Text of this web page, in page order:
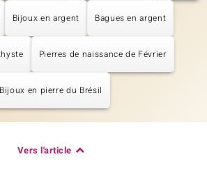
Bijoux en argent Bagues en argent
Pierres de naissance de Février
Bijoux en pierre du Brésil
Vers l'article